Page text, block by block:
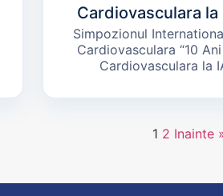
Cardiovasculara la
Simpozionul
Cardiovasculara “10
Cardiovasculara la
1 2 Inainte